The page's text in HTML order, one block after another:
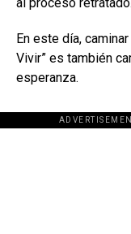
al proceso retratado.
En este día,
Vivir” es también
esperanza.